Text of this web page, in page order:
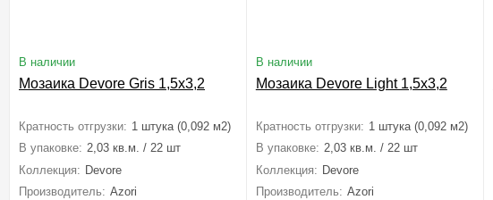
В наличии
Мозаика Devore Gris 1,5х3,2
Кратность отгрузки: 1 штука (0,092 м2)
В упаковке: 2,03 кв.м. / 22 шт
Коллекция: Devore
Производитель: Azori
В наличии
Мозаика Devore Light 1,5х3,2
Кратность отгрузки: 1 штука (0,092 м2)
В упаковке: 2,03 кв.м. / 22 шт
Коллекция: Devore
Производитель: Azori